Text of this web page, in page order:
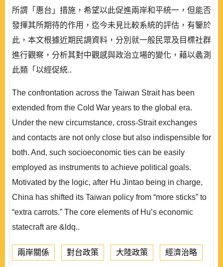
所謂「惠台」措施，希望以此促進兩岸和平統一，但能否
發揮其所期待的作用，迄今未見比較系統的評估，有鑒於
此，本文根據近期民調資料，分別就一般民眾及目標社群
進行觀察，分析其對中觀感與政治立場的變化，藉以蠡測
此類「以經促統..
The confrontation across the Taiwan Strait has been
extended from the Cold War years to the global era.
Under the new circumstance, cross-Strait exchanges
and contacts are not only close but also indispensible for
both. And, such socioeconomic ties can be easily
employed as instruments to achieve political goals.
Motivated by the logic, after Hu Jintao being in charge,
China has shifted its Taiwan policy from “more sticks” to
“extra carrots.” The core elements of Hu’s economic
statecraft are &ldq..
兩岸關係 對台政策 大陸政策 經濟治略